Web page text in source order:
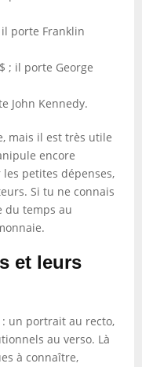
porte Franklin
; il porte George
John Kennedy.
mais il est très utile
encore
petites dépenses,
Si tu ne connais
du temps au
et leurs
un portrait au recto,
au verso. Là
à connaître,